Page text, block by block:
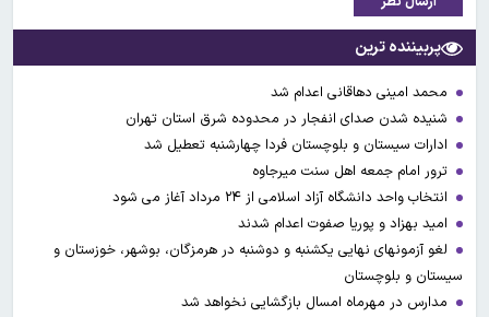
پربیننده ترین
محمد امینی دهاقانی اعدام شد
شنیده شدن صدای انفجار در محدوده شرق استان تهران
ادارات سیستان و بلوچستان فردا چهارشنبه تعطیل شد
ترور امام جمعه اهل سنت میرجاوه
انتخاب واحد دانشگاه آزاد اسلامی از ۲۴ مرداد آغاز می شود
امید بهزاد و پوریا صفوت اعدام شدند
لغو آزمونهای نهایی یکشنبه و دوشنبه در هرمزگان، بوشهر، خوزستان و
سیستان و بلوچستان
مدارس در مهرماه امسال بازگشایی نخواهد شد